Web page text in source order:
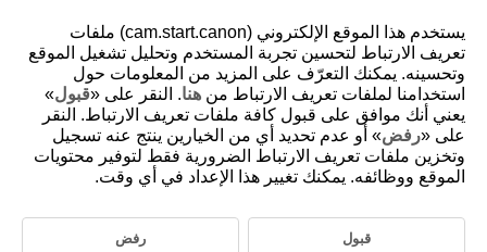
D180-128
التركيز اليدوي
إعداد تحديد حواف MF (المخطط التفصيلي)
يستخدم هذا الموقع الإلكتروني (cam.start.canon) ملفات
تعريف الارتباط لتحسين تجربة المستخدم وتحليل تشغيل الموقع
وتحسينه. يمكنك التعرّف على المزيد من المعلومات حول
استخدامنا لملفات تعريف الارتباط من هنا. النقر على «قبول»
يعني أنك موافق على قبول كافة ملفات تعريف الارتباط. النقر
على «رفض» أو عدم تحديد أي من الخيارين ينتج عنه تسجيل
وتخزين ملفات تعريف الارتباط الضرورية فقط لتوفير محتويات
الموقع ووظائفه. يمكنك تغيير هذا الإعداد في أي وقت.
قبول رفض